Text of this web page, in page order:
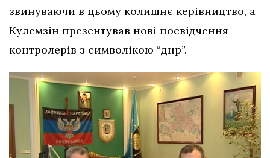
звинуваючи в цьому колишнє керівництво, а
Кулемзін презентував нові посвідчення
контролерів з символікою “днр”.